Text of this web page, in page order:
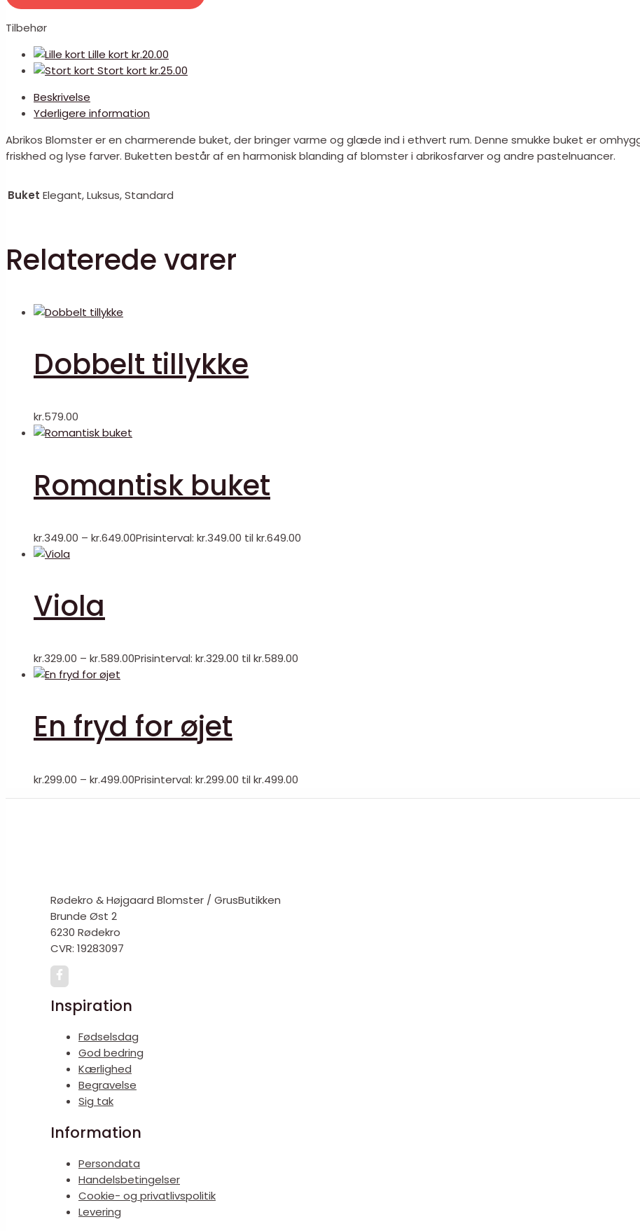
Tilbehør
Lille kort kr.20.00
Stort kort kr.25.00
Beskrivelse
Yderligere information
Abrikos Blomster er en charmerende buket, der bringer varme og glæde ind i ethvert rum. Denne smukke buket er
friskhed og lyse farver. Buketten består af en harmonisk blanding af blomster i abrikosfarver og andre pastelnuancer.
Buket Elegant, Luksus, Standard
Relaterede varer
Dobbelt tillykke
kr.579.00
Romantisk buket
kr.349.00 – kr.649.00Prisinterval: kr.349.00 til kr.649.00
Viola
kr.329.00 – kr.589.00Prisinterval: kr.329.00 til kr.589.00
En fryd for øjet
kr.299.00 – kr.499.00Prisinterval: kr.299.00 til kr.499.00
Rødekro & Højgaard Blomster / GrusButikken
Brunde Øst 2
6230 Rødekro
CVR: 19283097
Inspiration
Fødselsdag
God bedring
Kærlighed
Begravelse
Sig tak
Information
Persondata
Handelsbetingelser
Cookie- og privatlivspolitik
Levering